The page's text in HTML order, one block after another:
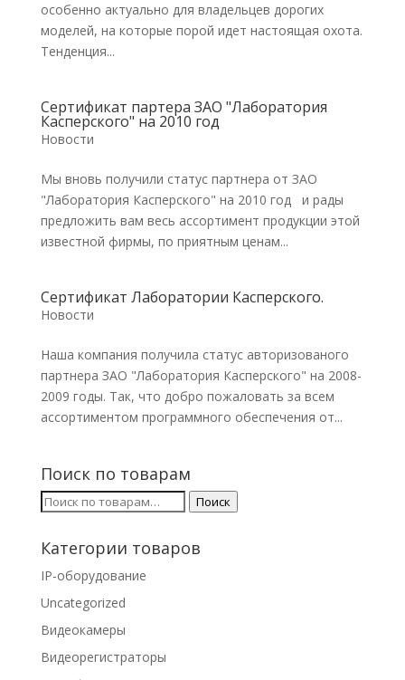
особенно актуально для владельцев дорогих
моделей, на которые порой идет настоящая охота.
Тенденция...
Сертификат партера ЗАО "Лаборатория
Касперского" на 2010 год
Новости
Мы вновь получили статус партнера от ЗАО
"Лаборатория Касперского" на 2010 год и рады
предложить вам весь ассортимент продукции этой
известной фирмы, по приятным ценам...
Сертификат Лаборатории Касперского.
Новости
Наша компания получила статус авторизованого
партнера ЗАО "Лаборатория Касперского" на 2008-
2009 годы. Так, что добро пожаловать за всем
ассортиментом программного обеспечения от...
Поиск по товарам
Искать: Поиск
Категории товаров
IP-оборудование
Uncategorized
Видеокамеры
Видеорегистраторы